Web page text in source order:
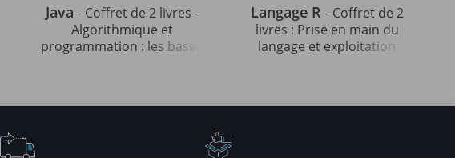
Java - Coffret de 2 livres -
Algorithmique et
programmation : les bases
Langage R - Coffret de 2
livres : Prise en main du
langage et exploitation